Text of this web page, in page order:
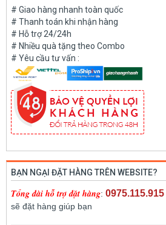
# Giao hàng nhanh toàn quốc
# Thanh toán khi nhận hàng
# Hỗ trợ 24/24h
# Nhiều quà tặng theo Combo
# Yêu cầu tư vấn :
BẠN NGẠI ĐẶT HÀNG TRÊN WEBSITE?
Tổng đài hỗ trợ đặt hàng: 0975.115.915
sẽ đặt hàng giúp bạn